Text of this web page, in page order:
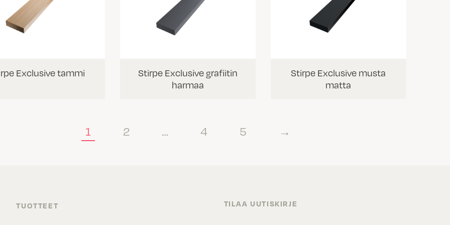
Exclusive tammi
Stirpe Exclusive grafiitin
harmaa
Stirpe Exclusive musta
matta
1 2 … 4 5 →
TUOTTEET TILAA UUTISKIRJE